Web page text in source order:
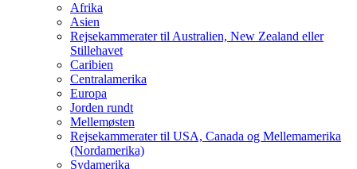
Afrika
Asien
Rejsekammerater til Australien, New Zealand eller
Stillehavet
Caribien
Centralamerika
Europa
Jorden rundt
Mellemøsten
Rejsekammerater til USA, Canada og Mellemamerika
(Nordamerika)
Sydamerika